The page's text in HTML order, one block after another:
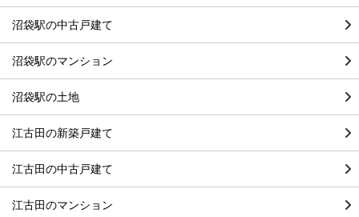
沼袋駅の中古戸建て
沼袋駅のマンション
沼袋駅の土地
江古田の新築戸建て
江古田の中古戸建て
江古田のマンション